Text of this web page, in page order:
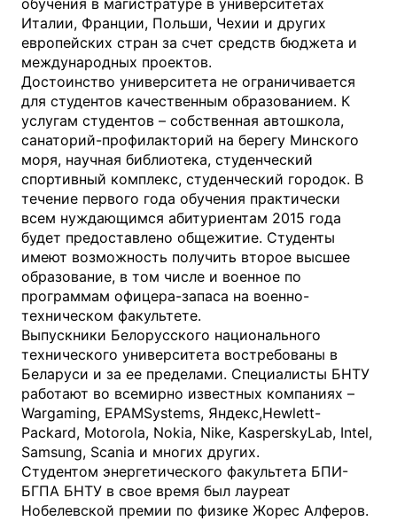
обучения в магистратуре в университетах
Италии, Франции, Польши, Чехии и других
европейских стран за счет средств бюджета и
международных проектов.
Достоинство университета не ограничивается
для студентов качественным образованием. К
услугам студентов – собственная автошкола,
санаторий-профилакторий на берегу Минского
моря, научная библиотека, студенческий
спортивный комплекс, студенческий городок. В
течение первого года обучения практически
всем нуждающимся абитуриентам 2015 года
будет предоставлено общежитие. Студенты
имеют возможность получить второе высшее
образование, в том числе и военное по
программам офицера-запаса на военно-
техническом факультете.
Выпускники Белорусского национального
технического университета востребованы в
Беларуси и за ее пределами. Специалисты БНТУ
работают во всемирно известных компаниях –
Wargaming, EPAMSystems, Яндекс,Hewlett-
Packard, Motorola, Nokia, Nike, KasperskyLab, Intel,
Samsung, Scania и многих других.
Студентом энергетического факультета БПИ-
БГПА БНТУ в свое время был лауреат
Нобелевской премии по физике Жорес Алферов.